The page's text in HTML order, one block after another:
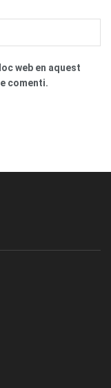
web en aquest
comenti.